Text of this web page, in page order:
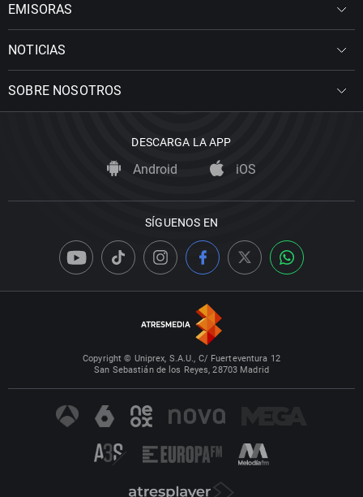
EMISORAS
NOTICIAS
SOBRE NOSOTROS
DESCARGA LA APP
Android iOS
SÍGUENOS EN
Copyright © Uniprex, S.A.U., C/ Fuerteventura 12
San Sebastián de los Reyes, 28703 Madrid